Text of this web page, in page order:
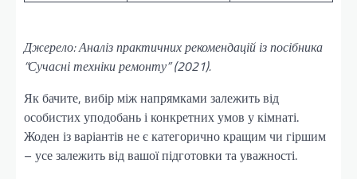
Джерело: Аналіз практичних рекомендацій із посібника
“Сучасні техніки ремонту” (2021).
Як бачите, вибір між напрямками залежить від
особистих уподобань і конкретних умов у кімнаті.
Жоден із варіантів не є категорично кращим чи гіршим
– усе залежить від вашої підготовки та уважності.